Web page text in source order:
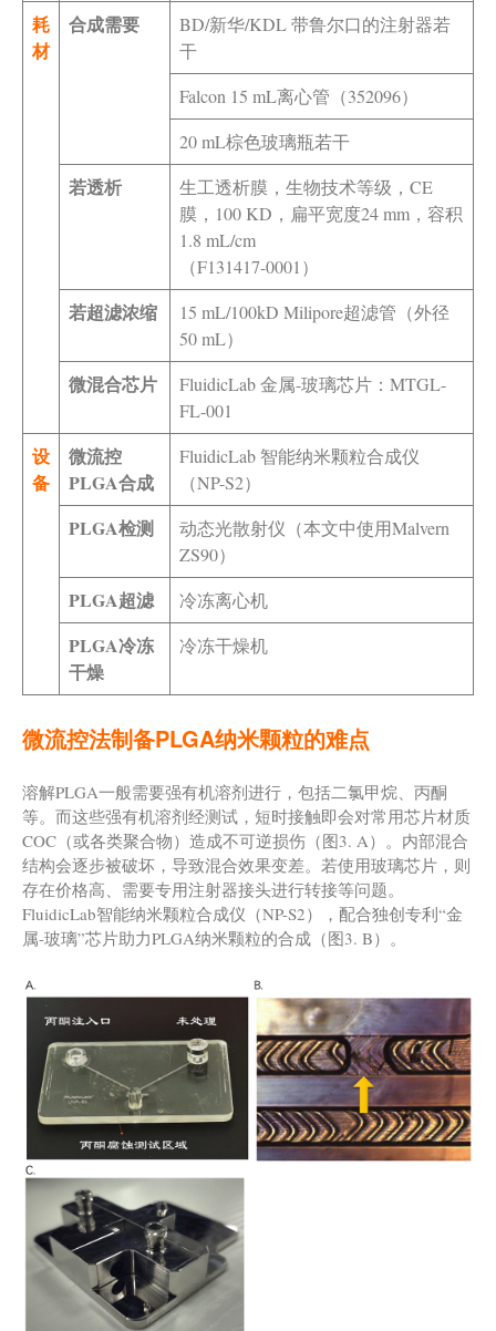
耗
材
合成需要
BD/新华/KDL 带鲁尔口的注射器若
干
Falcon 15 mL离心管（352096）
20 mL棕色玻璃瓶若干
若透析
生工透析膜，生物技术等级，CE
膜，100 KD，扁平宽度24 mm，容积
1.8 mL/cm
（F131417-0001）
若超滤浓缩
15 mL/100kD Milipore超滤管（外径
50 mL）
微混合芯片
FluidicLab 金属-玻璃芯片：MTGL-
FL-001
设
备
微流控
PLGA合成
FluidicLab 智能纳米颗粒合成仪
（NP-S2）
PLGA检测
动态光散射仪（本文中使用Malvern
ZS90）
PLGA超滤 冷冻离心机
PLGA冷冻
干燥
冷冻干燥机
微流控法制备PLGA纳米颗粒的难点
溶解PLGA一般需要强有机溶剂进行，包括二氯甲烷、丙酮
等。而这些强有机溶剂经测试，短时接触即会对常用芯片材质
COC（或各类聚合物）造成不可逆损伤（图3. A）。内部混合
结构会逐步被破坏，导致混合效果变差。若使用玻璃芯片，则
存在价格高、需要专用注射器接头进行转接等问题。
FluidicLab智能纳米颗粒合成仪（NP-S2），配合独创专利“金
属-玻璃”芯片助力PLGA纳米颗粒的合成（图3. B）。